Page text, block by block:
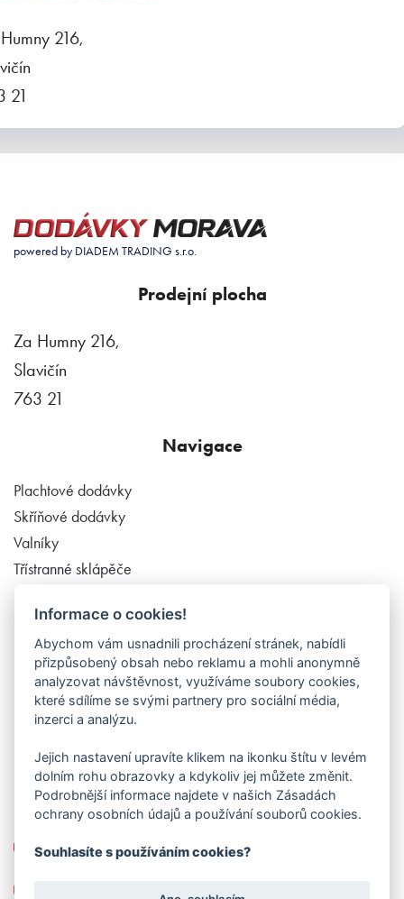
216,
21
powered by DIADEM TRADING s.r.o.
Prodejní plocha
Za Humny 216,
Slavičín
763 21
Navigace
Plachtové dodávky
Skříňové dodávky
Valníky
Třístranné sklápěče
Užitkové vozy
Chladící dodávky
Hákové nosiče kontejnerů
Příslušenství
O nás
Kontakt
Kontakt
+420 603 226 911
info(zavináč)dodavkymorava.cz
Informace o cookies!
Abychom vám usnadnili procházení stránek, nabídli
přizpůsobený obsah nebo reklamu a mohli anonymně
analyzovat návštěvnost, využíváme soubory cookies,
které sdílíme se svými partnery pro sociální média,
inzerci a analýzu.
Jejich nastavení upravíte klikem na ikonku štítu v levém
dolním rohu obrazovky a kdykoliv jej můžete změnit.
Podrobnější informace najdete v našich Zásadách
ochrany osobních údajů a používání souborů cookies.
Souhlasíte s používáním cookies?